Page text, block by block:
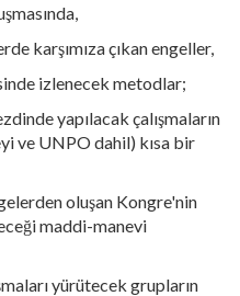
karşımıza çıkan engeller,
izlenecek metodlar;
yapılacak çalışmaların
ve UNPO dahil) kısa bir
oluşan Kongre'nin
maddi-manevi
yürütecek grupların